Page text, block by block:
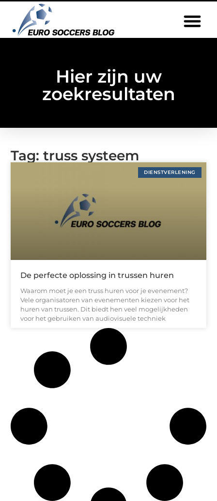
Hier zijn uw
zoekresultaten
Tag: truss systeem
DIENSTVERLENING
De perfecte oplossing in trussen huren
Waarom moet je een truss huren voor je evenement?
Vele organisatoren van evenementen kiezen voor het
huren van trussen. Dit biedt hen veel mogelijkheden
voor het gebruiken van audiovisuele techniek